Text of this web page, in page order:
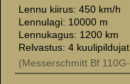
Lennu kiirus: 450 km/h
Lennulagi: 10000 m
Lennukagus: 1200 km
Relvastus: 4
(Messerschmitt Bf